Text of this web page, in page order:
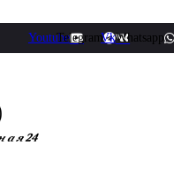
YoutubeTelegramVkWhatsapp